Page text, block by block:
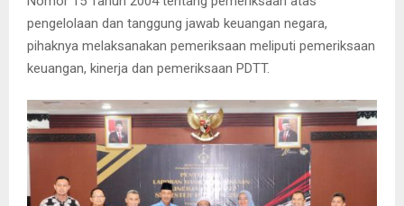
pengelolaan dan tanggung jawab keuangan negara,
pihaknya melaksanakan pemeriksaan meliputi pemeriksaan
keuangan, kinerja dan pemeriksaan PDTT.